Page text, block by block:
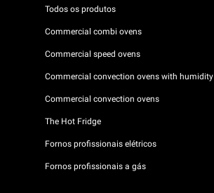
Todos os produtos
Commercial combi ovens
Commercial speed ovens
Commercial convection ovens with humidity
Commercial convection ovens
The Hot Fridge
Fornos profissionais elétricos
Fornos profissionais a gás